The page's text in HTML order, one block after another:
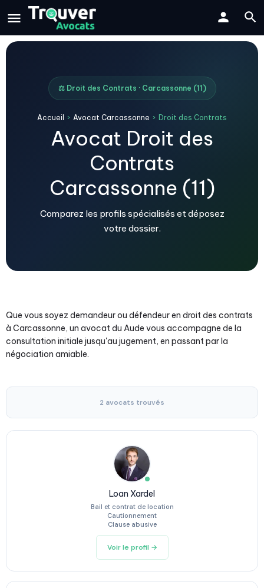
⚖️ Droit des Contrats · Carcassonne (11)
Accueil › Avocat Carcassonne › Droit des Contrats
Avocat Droit des
Contrats
Carcassonne (11)
Comparez les profils spécialisés et déposez
votre dossier.
Que vous soyez demandeur ou défendeur en droit des contrats
à Carcassonne, un avocat du Aude vous accompagne de la
consultation initiale jusqu'au jugement, en passant par la
négociation amiable.
2 avocats trouvés
Loan Xardel
Bail et contrat de location
Cautionnement
Clause abusive
Voir le profil →